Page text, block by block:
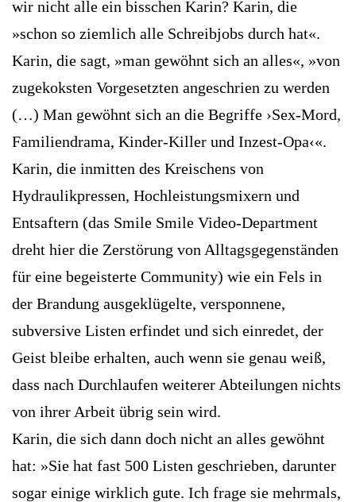
wir nicht alle ein bisschen ­Karin? Karin, die
»schon so ziemlich alle Schreibjobs durch hat«.
Karin, die sagt, »man gewöhnt sich an alles«, »von
zugekoksten Vorgesetzten angeschrien zu werden
(…) Man gewöhnt sich an die ­Begriffe ›Sex-Mord,
Familiendrama, Kinder-Killer und Inzest-Opa‹«.
Karin, die inmitten des Kreischens von
Hydraulikpressen, Hochleistungsmixern und
Entsaftern (das Smile Smile Video-Department
dreht hier die Zerstörung von Alltagsgegenständen
für eine begeisterte Community) wie ein Fels in
der Brandung ausgeklügelte, versponnene,
subversive Listen erfindet und sich einredet, der
Geist bleibe erhalten, auch wenn sie genau weiß,
dass nach Durchlaufen weiterer Abteilungen nichts
von ihrer Arbeit übrig sein wird.
Karin, die sich dann doch nicht an alles gewöhnt
hat: »Sie hat fast 500 Listen geschrieben, darunter
sogar einige wirklich gute. Ich frage sie mehrmals,